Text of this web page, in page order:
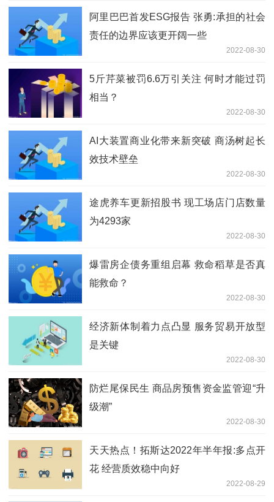
阿里巴巴首发ESG报告 张勇:承担的社会
责任的边界应该更开阔一些
2022-08-30
5斤芹菜被罚6.6万引关注 何时才能过罚
相当？
2022-08-30
AI大装置商业化带来新突破 商汤树起长
效技术壁垒
2022-08-30
途虎养车更新招股书 现工场店门店数量
为4293家
2022-08-30
爆雷房企债务重组启幕 救命稻草是否真
能救命？
2022-08-30
经济新体制着力点凸显 服务贸易开放型
是关键
2022-08-30
防烂尾保民生 商品房预售资金监管迎“升
级潮”
2022-08-30
天天热点！拓斯达2022年半年报:多点开
花 经营质效稳中向好
2022-08-29